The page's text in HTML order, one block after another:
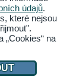
hrách!
o
schránky.
údajů.
které nejsou
na